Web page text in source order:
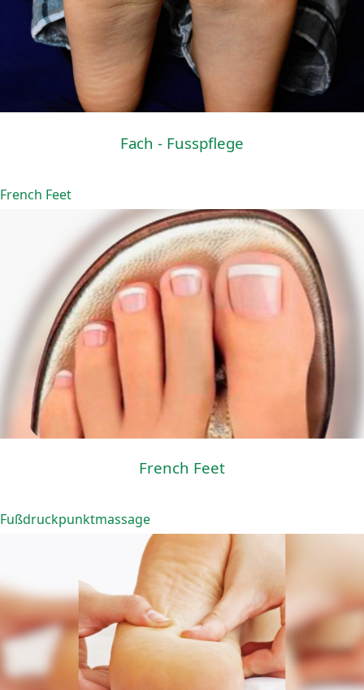
Fach - Fusspflege
French Feet
French Feet
Fußdruckpunktmassage